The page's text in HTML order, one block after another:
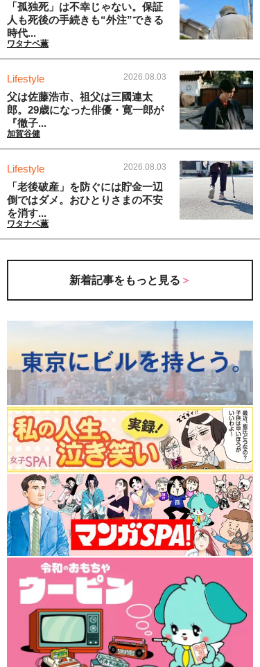
「孤独死」は不幸じゃない。保証
人も死後の手続きも“外注”できる
時代...
ワタナベ薫
Lifestyle 2026.08.03
父は佐藤浩市、祖父は三國連太
郎。29歳になった俳優・寛一郎が
『徹子...
加賀谷健
Lifestyle 2026.08.03
「老後破産」を防ぐには貯金一辺
倒ではダメ。おひとりさまの不安
を消す...
ワタナベ薫
新着記事をもっと見る